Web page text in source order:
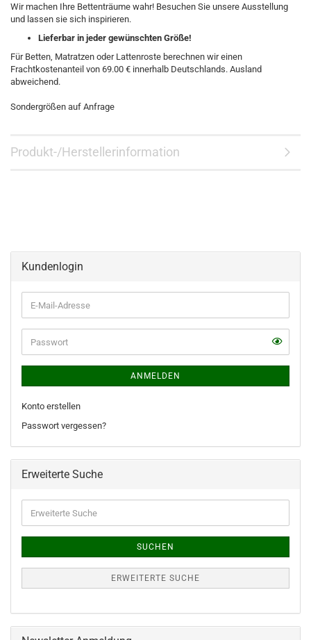
Wir machen Ihre Bettenträume wahr! Besuchen Sie unsere Ausstellung
und lassen sie sich inspirieren.
Lieferbar in jeder gewünschten Größe!
Für Betten, Matratzen oder Lattenroste berechnen wir einen
Frachtkostenanteil von 69.00 € innerhalb Deutschlands. Ausland
abweichend.
Sondergrößen auf Anfrage
Produkt-/Herstellerinformation
Kundenlogin
E-
Mail-
Adresse
ANMELDEN
Konto erstellen
Passwort vergessen?
Erweiterte Suche
Suche
SUCHEN
ERWEITERTE SUCHE